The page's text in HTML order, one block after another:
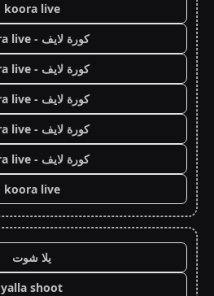
koora live
كورة لايف - koora live
كورة لايف - koora live
كورة لايف - koora live
كورة لايف - koora live
كورة لايف - koora live
koora live
يلا شوت
yalla shoot